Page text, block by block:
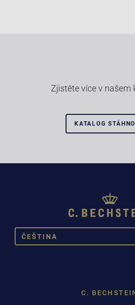
Zjistěte více v našem
KATALOG
ČEŠTINA
C.